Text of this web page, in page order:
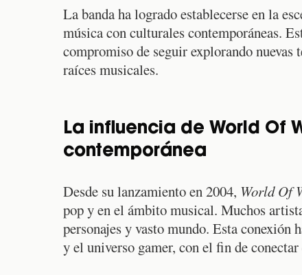
La banda ha logrado establecerse en la
música con culturales contemporáneas.
compromiso de seguir explorando
raíces musicales.
La influencia de World Of
contemporánea
Desde su lanzamiento en 2004, World Of
pop y en el ámbito musical. Muchos
personajes y vasto mundo. Esta conexión
y el universo gamer, con el fin de